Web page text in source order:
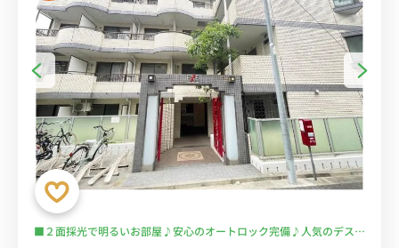
■２面採光で明るいお部屋♪安心のオートロック完備♪人気のデスク